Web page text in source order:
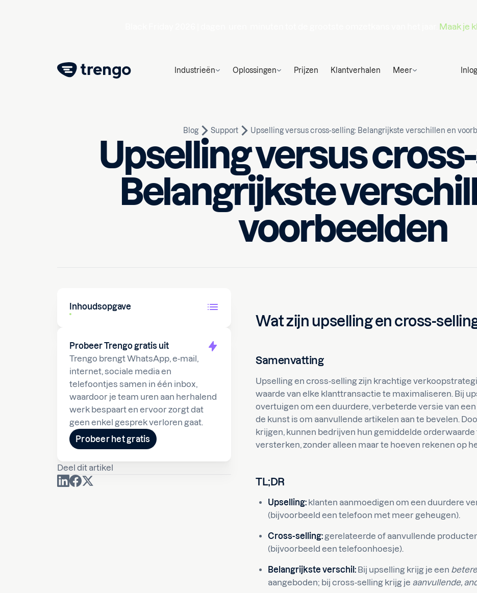
Maak je
Industrieën Oplossingen Prijzen Klantverhalen Meer
Blog Support Upselling versus cross-selling: Belangrijkste verschillen en
Upselling versus
Belangrijkste
voorbeelden
Geschreven door
Melike
Inhoudsopgave
Probeer Trengo gratis uit
Trengo brengt WhatsApp, e-mail,
internet, sociale media en
telefoontjes samen in één inbox,
waardoor je team uren aan herhalend
werk bespaart en ervoor zorgt dat
geen enkel gesprek verloren gaat.
Probeer het gratis
Deel dit artikel
Wat zijn upselling en cross-
Samenvatting
Upselling en cross-selling zijn krachtige
waarde van elke klanttransactie te maximaliseren. Bij
overtuigen om een duurdere, verbeterde versie van
de kunst is om aanvullende artikelen aan te bevelen.
krijgen, kunnen bedrijven hun gemiddelde
versterken, zonder alleen maar te hoeven rekenen op
TL;DR
Upselling: klanten aanmoedigen om een duurdere
(bijvoorbeeld een telefoon met meer geheugen).
Cross-selling: gerelateerde of aanvullende
(bijvoorbeeld een telefoonhoesje).
Belangrijkste verschil: Bij upselling krijg je een
aangeboden; bij cross-selling krijg je aanvullende,